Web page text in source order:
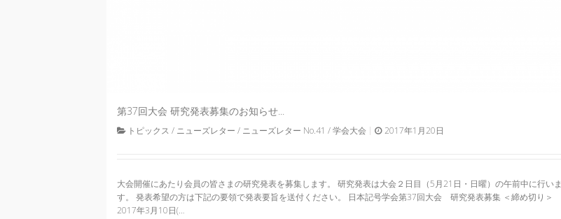
第37回大会 研究発表募集のお知らせ...
トピックス / ニューズレター / ニューズレター No.41 /学会大会 2017年1月20日
大会開催にあたり会員の皆さまの研究発表を募集します。 研究発表は大会２日目（5月21日・日曜）の午前中に行いま
す。 発表希望の方は下記の要領で発表要旨を送付ください。 日本記号学会第37回大会 研究発表募集 ＜締め切り＞
2017年3月10日(…